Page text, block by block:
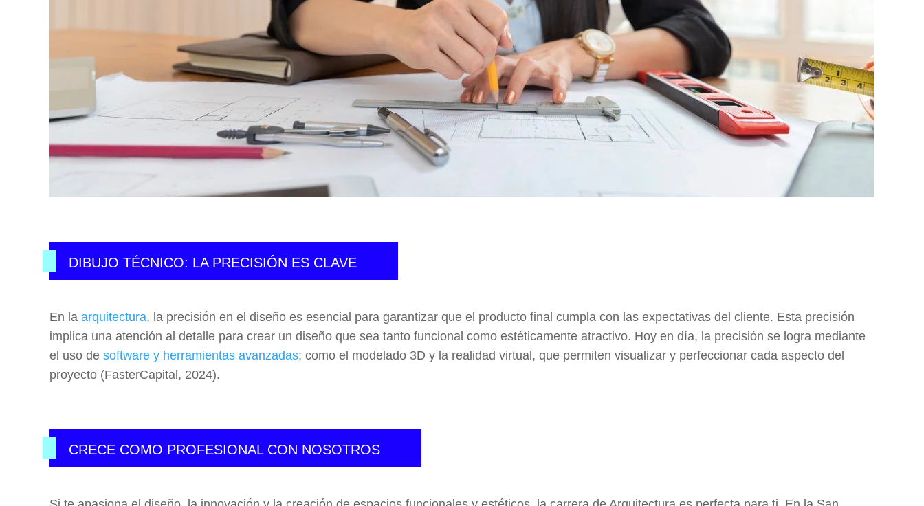
DIBUJO TÉCNICO: LA PRECISIÓN ES CLAVE
En la arquitectura, la precisión en el diseño es esencial para garantizar que el producto final cumpla con las expectativas del cliente. Esta precisión
implica una atención al detalle para crear un diseño que sea tanto funcional como estéticamente atractivo. Hoy en día, la precisión se logra mediante
el uso de software y herramientas avanzadas; como el modelado 3D y la realidad virtual, que permiten visualizar y perfeccionar cada aspecto del
proyecto (FasterCapital, 2024).
CRECE COMO PROFESIONAL CON NOSOTROS